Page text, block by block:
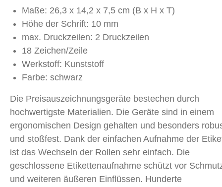
Maße: 26,3 x 14,2 x 7,5 cm (B x H x T)
Höhe der Schrift: 10 mm
max. Druckzeilen: 2 Druckzeilen
18 Zeichen/Zeile
Werkstoff: Kunststoff
Farbe: schwarz
Die Preisauszeichnungsgeräte bestechen durch
hochwertigste Materialien. Die Geräte sind in einem
ergonomischen Design gehalten und besonders
und stoßfest. Dank der einfachen Aufnahme der
ist das Wechseln der Rollen sehr einfach. Die
geschlossene Etikettenaufnahme schützt vor
und weiteren äußeren Einflüssen. Hunderte